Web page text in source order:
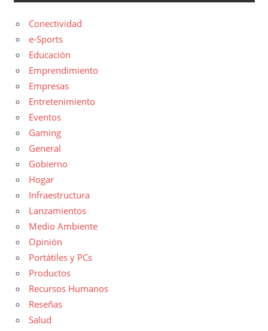
Conectividad
e-Sports
Educación
Emprendimiento
Empresas
Entretenimiento
Eventos
Gaming
General
Gobierno
Hogar
Infraestructura
Lanzamientos
Medio Ambiente
Opinión
Portátiles y PCs
Productos
Recursos Humanos
Reseñas
Salud